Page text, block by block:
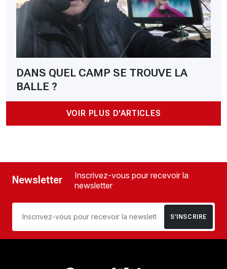
DANS QUEL CAMP SE TROUVE LA
BALLE ?
VOIR PLUS D'ARTICLES
Newsletter
Inscrivez-vous pour recevoir la
newsletter
S’INSCRIRE